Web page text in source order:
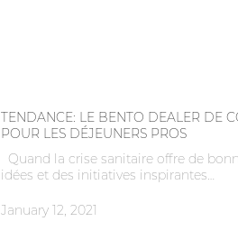
TENDANCE: LE BENTO DEALER DE
POUR LES DÉJEUNERS PROS
Quand la crise sanitaire offre de
idées et des initiatives inspirantes…
January 12, 2021